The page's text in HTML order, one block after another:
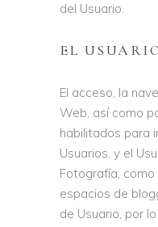
del Usuario.
EL
El acceso, la
Web, así como
habilitados para
Usuarios, y el
Fotografía,
espacios de
de Usuario, por